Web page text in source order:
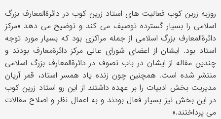
روزبه زرین کوب فعالیت های استاد زرین کوب در دائرةالمعارف بزرگ
اسلامی را بسیار گسترده توصیف می کند و توضیح می دهد «مرکز
دائرةالمعارف بزرگ اسلامی از جمله مراکزی بود که بسیار مورد توجه
استاد بود. ایشان از اعضای شورای عالی مرکز دائرةمعارف بودند و
چندین مقاله از ایشان در باب تصوف در دائرةالمعارف بزرگ اسلامی
منتشر شده است. همچنین چون زنده یاد همسر استاد، قمر آریان
مدیریت بخش ادبیات را بر عهده داشتند از این رو استاد زرین کوب
در این بخش نیز بسیار فعال بودند و به اعمال نظر و اصلاح مقالات
می پرداختند.»